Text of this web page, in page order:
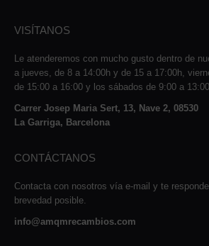
VISÍTANOS
Le atenderemos con mucho gusto dentro de
a jueves, de 8 a 14:00h y de 15 a 17:00h,
de 15:00 a 16:00 y los sábados de 9:00 a
Carrer Josep Maria Sert, 13, Nave 2, 08530
La Garriga, Barcelona
CONTÁCTANOS
Contacta con nosotros vía e-mail y te
brevedad posible.
info@amqmrecambios.com